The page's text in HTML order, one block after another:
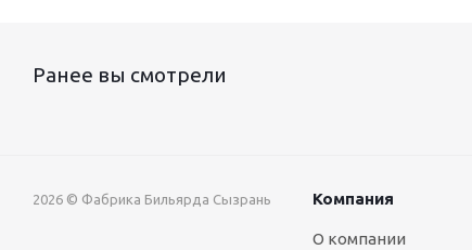
Ранее вы смотрели
2026 © Фабрика Бильярда Сызрань Компания
О компании